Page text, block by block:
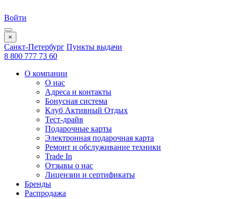
Войти
×
Санкт-Петербург Пункты выдачи
8 800 777 73 60
О компании
О нас
Адреса и контакты
Бонусная система
Клуб Активный Отдых
Тест-драйв
Подарочные карты
Электронная подарочная карта
Ремонт и обслуживание техники
Trade In
Отзывы о нас
Лицензии и сертификаты
Бренды
Распродажа